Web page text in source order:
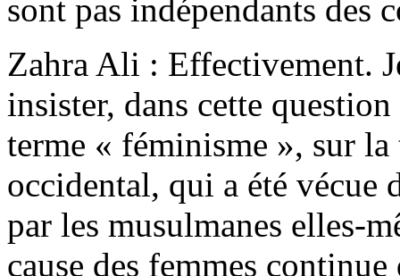
sont pas indépendants des
Zahra Ali : Effectivement.
insister, dans cette
terme « féminisme », sur
occidental, qui a été vécue
par les musulmanes elles-
cause des femmes